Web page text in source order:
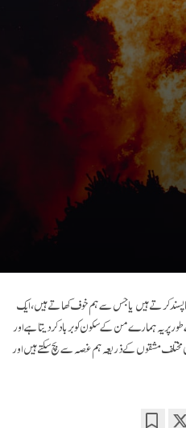
کرتے ہیں یا جس سے ہم خوف کھاتے ہیں، ایک
پر یہ ہمارے من کے سکون کو برباد کر دیتا ہے اور
مختلف مشقوں کے ذریعہ ہم غصہ سے بچ سکتے ہیں اور